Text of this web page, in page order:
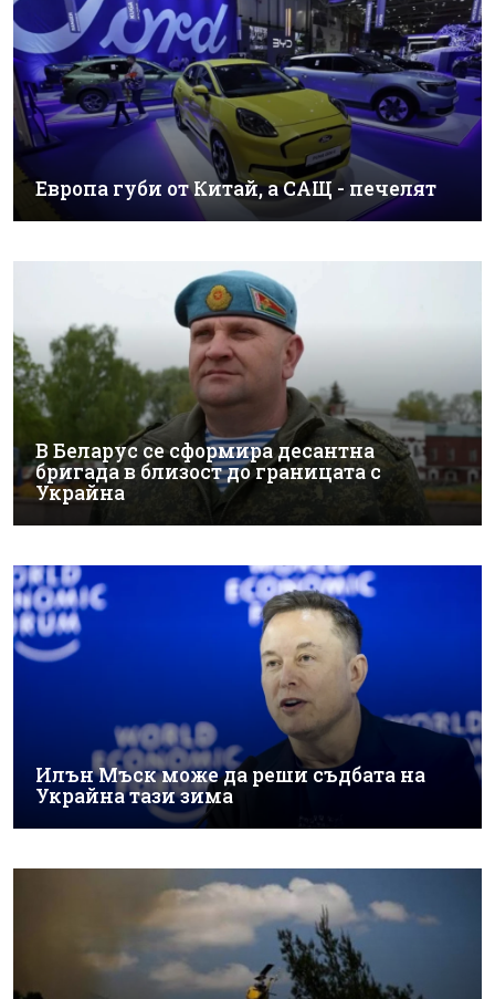
Европа губи от Китай, а САЩ - печелят
В Беларус се сформира десантна
бригада в близост до границата с
Украйна
Илън Мъск може да реши съдбата на
Украйна тази зима